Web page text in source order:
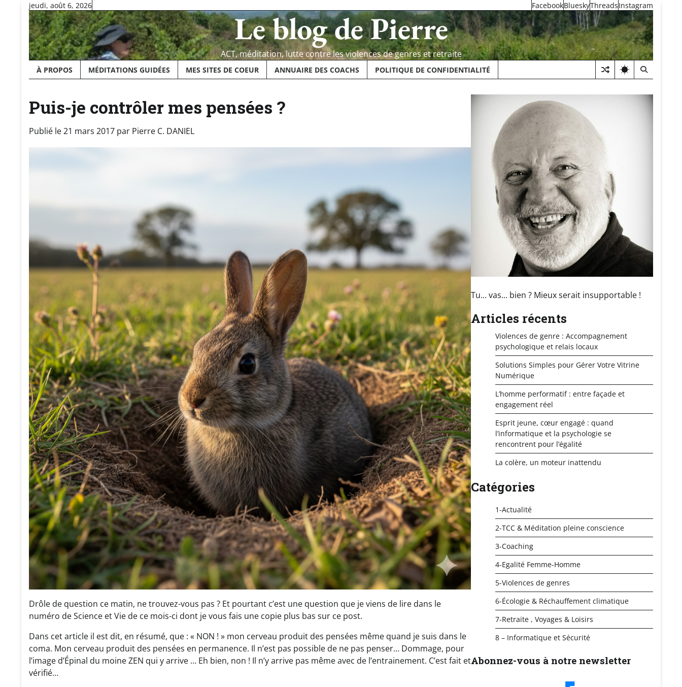
Skip
content
jeudi, août 6, 2026 FacebookBlueskyThreadsInstagram
Le blog de Pierre
ACT, méditation, lutte contre les violences de genres et retraite
À PROPOS MÉDITATIONS GUIDÉES MES SITES DE COEUR ANNUAIRE DES COACHS POLITIQUE DE CONFIDENTIALITÉ
Puis-je contrôler mes pensées ?
Publié le21 mars 2017 par Pierre C. DANIEL
Drôle de question ce matin, ne trouvez-vous pas ? Et pourtant c’est une question que je viens de lire dans le
numéro de Science et Vie de ce mois-ci dont je vous fais une copie plus bas sur ce post.
Dans cet article il est dit, en résumé, que : « NON ! » mon cerveau produit des pensées même quand je suis dans le
coma. Mon cerveau produit des pensées en permanence. Il n’est pas possible de ne pas penser… Dommage, pour
l’image d’Épinal du moine ZEN qui y arrive … Eh bien, non ! Il n’y arrive pas même avec de l’entrainement. C’est fait et
vérifié…
Tu... vas... bien ? Mieux serait insupportable !
Articles récents
Violences de genre : Accompagnement
psychologique et relais locaux
Solutions Simples pour Gérer Votre Vitrine
Numérique
L’homme performatif : entre façade et
engagement réel
Esprit jeune, cœur engagé : quand
l’informatique et la psychologie se
rencontrent pour l’égalité
La colère, un moteur inattendu
Catégories
1-Actualité
2-TCC & Méditation pleine conscience
3-Coaching
4-Egalité Femme-Homme
5-Violences de genres
6-Écologie & Réchauffement climatique
7-Retraite , Voyages & Loisirs
8 – Informatique et Sécurité
Abonnez-vous à notre newsletter